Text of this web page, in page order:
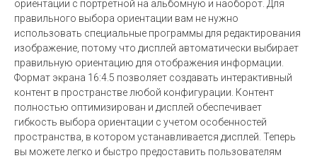
ориентации с портретной на альбомную и наоборот. Для
правильного выбора ориентации вам не нужно
использовать специальные программы для редактирования
изображение, потому что дисплей автоматически выбирает
правильную ориентацию для отображения информации.
Формат экрана 16:4.5 позволяет создавать интерактивный
контент в пространстве любой конфигурации. Контент
полностью оптимизирован и дисплей обеспечивает
гибкость выбора ориентации с учетом особенностей
пространства, в котором устанавливается дисплей. Теперь
вы можете легко и быстро предоставить пользователям